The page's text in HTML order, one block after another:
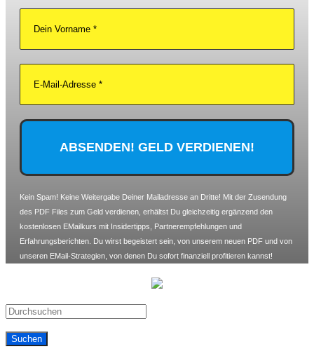
Kein Spam! Keine Weitergabe Deiner Mailadresse an Dritte! Mit der Zusendung
des PDF Files zum Geld verdienen, erhältst Du gleichzeitig ergänzend den
kostenlosen EMailkurs mit Insidertipps, Partnerempfehlungen und
Erfahrungsberichten. Du wirst begeistert sein, von unserem neuen PDF und von
unseren EMail-Strategien, von denen Du sofort finanziell profitieren kannst!